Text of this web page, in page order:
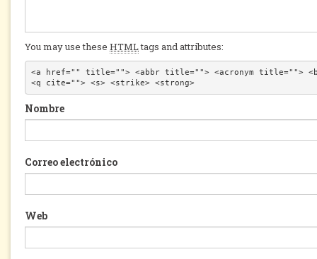
You may use these HTMLtags and attributes:
<a href="" title=""> <abbr title=""> <acronym title="">
<q cite=""> <s> <strike> <strong>
Nombre
Correo electrónico
Web